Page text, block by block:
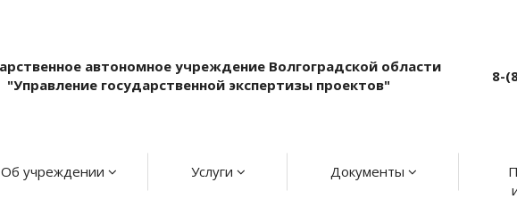
автономное учреждение Волгоградской области
"Управление государственной экспертизы проектов"
8-
Об учреждении Услуги Документы